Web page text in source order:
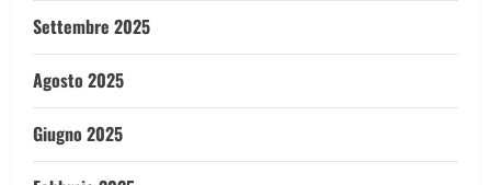
Settembre 2025
Agosto 2025
Giugno 2025